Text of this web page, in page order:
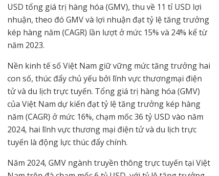
USD tổng giá trị hàng hóa (GMV), thu về 11 tỉ USD lợi
nhuận, theo đó GMV và lợi nhuận đạt tỷ lệ tăng trưởng
kép hàng năm (CAGR) lần lượt ở mức 15% và 24% kể từ
năm 2023.
Nền kinh tế số Việt Nam giữ vững mức tăng trưởng hai
con số, thúc đẩy chủ yếu bởi lĩnh vực thươngmại điện
tử và du lịch trực tuyến. Tổng giá trị hàng hóa (GMV)
của Việt Nam dự kiến đạt tỷ lệ tăng trưởng kép hàng
năm (CAGR) ở mức 16%, chạm mốc 36 tỷ USD vào năm
2024, hai lĩnh vực thương mại điện tử và du lịch trực
tuyến là động lực thúc đẩy chính.
Năm 2024, GMV ngành truyền thông trực tuyến tại Việt